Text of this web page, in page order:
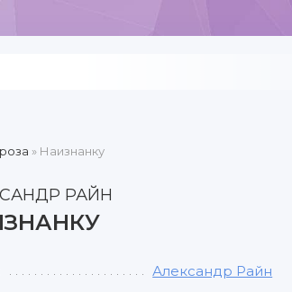
» Наизнанку
РАЙН
Александр Райн